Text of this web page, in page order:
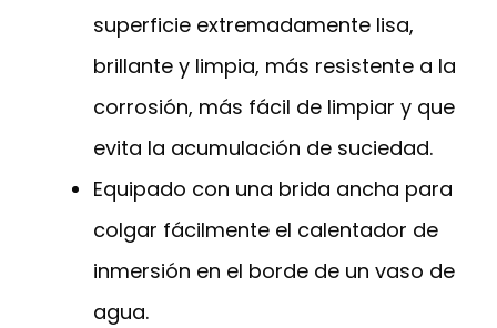
superficie extremadamente lisa,
brillante y limpia, más resistente a la
corrosión, más fácil de limpiar y que
evita la acumulación de suciedad.
Equipado con una brida ancha para
colgar fácilmente el calentador de
inmersión en el borde de un vaso de
agua.